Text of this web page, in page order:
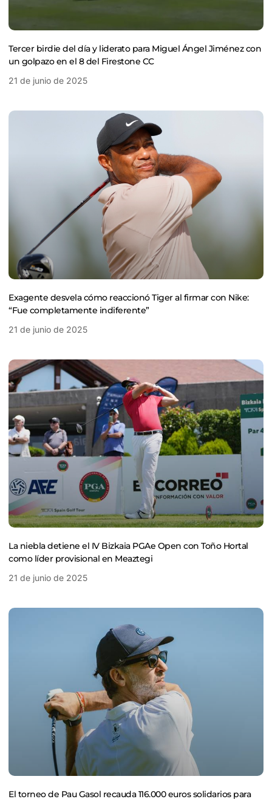
Tercer birdie del día y liderato para Miguel Ángel Jiménez con
un golpazo en el 8 del Firestone CC
21 de junio de 2025
Exagente desvela cómo reaccionó Tiger al firmar con Nike:
“Fue completamente indiferente”
21 de junio de 2025
La niebla detiene el IV Bizkaia PGAe Open con Toño Hortal
como líder provisional en Meaztegi
21 de junio de 2025
El torneo de Pau Gasol recauda 116.000 euros solidarios para